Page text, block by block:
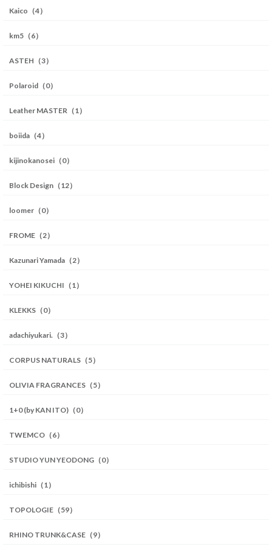
Kaico（4）
km5（6）
ASTEH（3）
Polaroid（0）
Leather MASTER（1）
boiida（4）
kijinokanosei（0）
Block Design（12）
loomer（0）
FROME（2）
Kazunari Yamada（2）
YOHEI KIKUCHI（1）
KLEKKS（0）
adachiyukari.（3）
CORPUS NATURALS（5）
OLIVIA FRAGRANCES（5）
1+0 (by KAN ITO)（0）
TWEMCO（6）
STUDIO YUN YEODONG（0）
ichibishi（1）
TOPOLOGIE（59）
RHINO TRUNK&CASE（9）